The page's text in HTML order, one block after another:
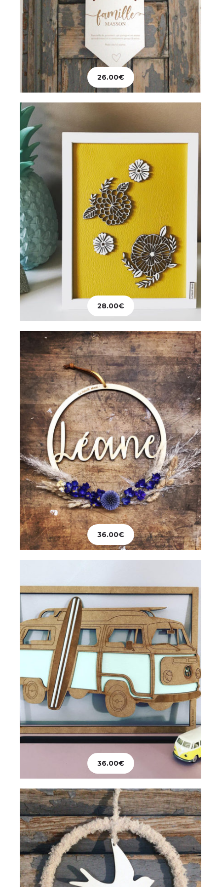
Ajouter au panier
26.00€
Ajouter au panier
Décoration
Tableau Fleurs en Vrac
28.00€
28.00€
Ajouter au panier
Décoration
Couronne Prénom en Hêtre
36.00€
36.00€
Ajouter au panier
Décoration
Tableau Combi-Van
36.00€
36.00€
Décoration
Hirondelle
36.00€